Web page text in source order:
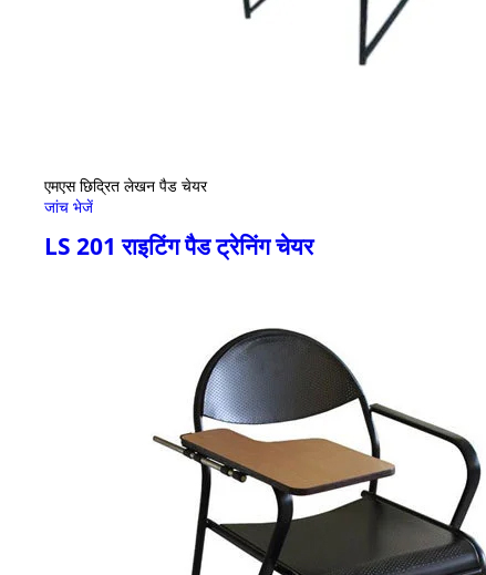
एमएस छिद्रित लेखन पैड चेयर
जांच भेजें
LS 201 राइटिंग पैड ट्रेनिंग चेयर